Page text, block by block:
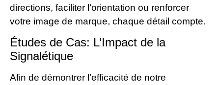
directions, faciliter l’orientation ou renforcer
votre image de marque, chaque détail compte.
Études de Cas: L’Impact de la
Signalétique
Afin de démontrer l’efficacité de notre